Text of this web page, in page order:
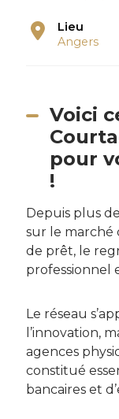
Lieu
Angers
Voici
pour
!
Depuis plus
sur le marché
de prêt, le
professionnel
Le réseau
l’innovation,
agences
constitué
bancaires et